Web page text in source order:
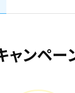
ャンペー